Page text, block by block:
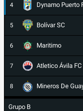
4 Dynamo Puerto
5 Bolívar SC
6 Maritimo
7 Atletico Ávila FC
8 Mineros De
Grupo B